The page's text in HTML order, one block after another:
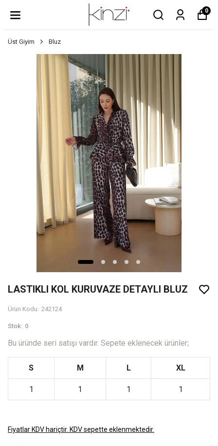
0
Üst Giyim Bluz
LASTIKLI KOL KURUVAZE DETAYLI BLUZ
Ürün Kodu: 242124
Stok: 0
Bu üründe seri satışı vardır. Sepete eklenecek ürünler;
S M L XL
1 1 1 1
Fiyatlar KDV hariçtir. KDV sepette eklenmektedir.